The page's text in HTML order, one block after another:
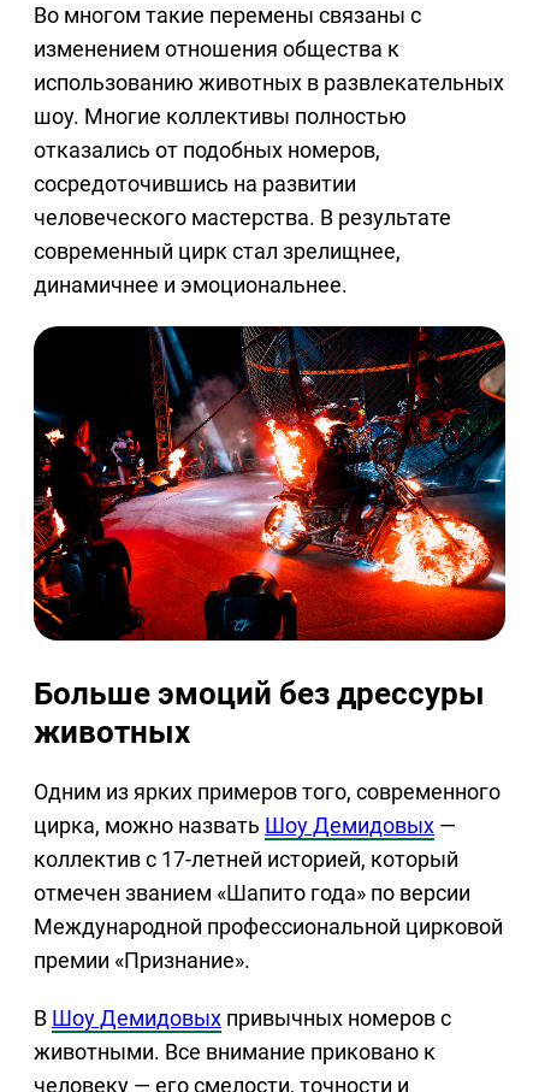
Во многом такие перемены связаны с
изменением отношения общества к
использованию животных в развлекательных
шоу. Многие коллективы полностью
отказались от подобных номеров,
сосредоточившись на развитии
человеческого мастерства. В результате
современный цирк стал зрелищнее,
динамичнее и эмоциональнее.
Больше эмоций без дрессуры
животных
Одним из ярких примеров того, современного
цирка, можно назвать Шоу Демидовых —
коллектив с 17-летней историей, который
отмечен званием «Шапито года» по версии
Международной профессиональной цирковой
премии «Признание».
В Шоу Демидовых привычных номеров с
животными. Все внимание приковано к
человеку — его смелости, точности и